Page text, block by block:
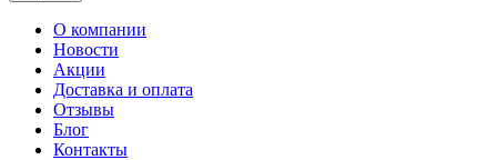
О компании
Новости
Акции
Доставка и оплата
Отзывы
Блог
Контакты